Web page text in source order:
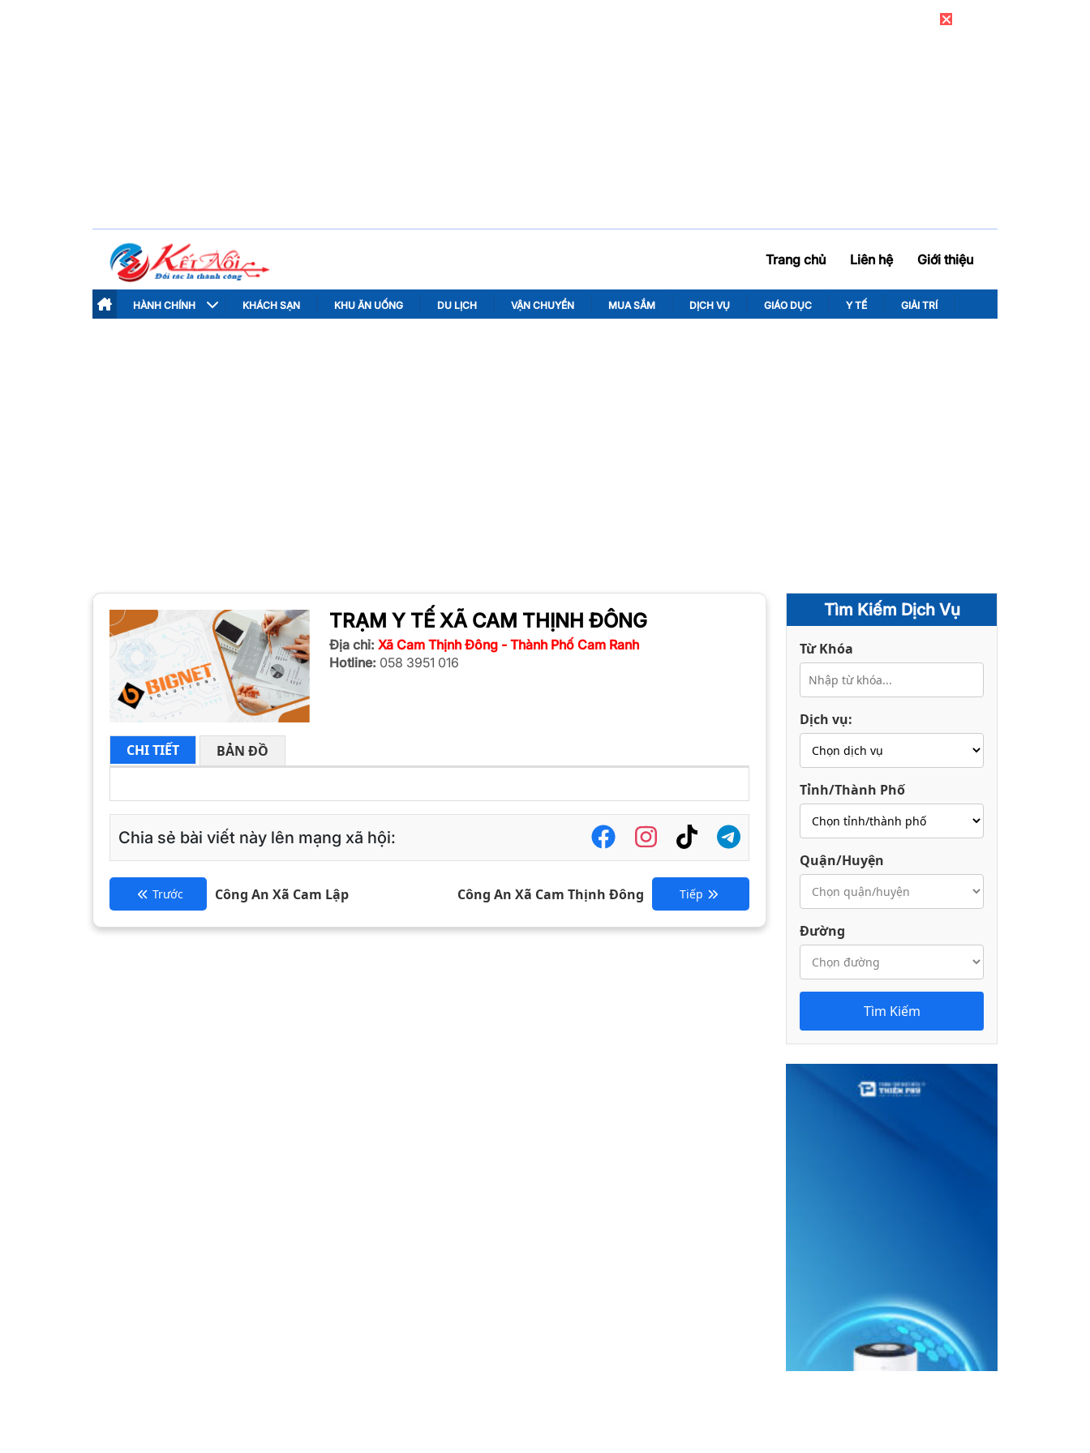
Trang chủ Liên hệ Giới thiệu
HÀNH CHÍNH KHÁCH SẠN KHU ĂN UỐNG DU LỊCH VẬN CHUYỂN MUA SẮM DỊCH VỤ GIÁO DỤC Y TẾ GIẢI TRÍ
TRẠM Y TẾ XÃ CAM THỊNH ĐÔNG
Địa chỉ: Xã Cam Thịnh Đông - Thành Phố Cam Ranh
Hotline: 058 3951 016
CHI TIẾT BẢN ĐỒ
Chia sẻ bài viết này lên mạng xã hội:
Trước Công An Xã Cam Lập Công An Xã Cam Thịnh Đông Tiếp
Tìm Kiếm Dịch Vụ
Từ Khóa
Dịch vụ:
Tỉnh/Thành Phố
Quận/Huyện
Đường
Tìm Kiếm